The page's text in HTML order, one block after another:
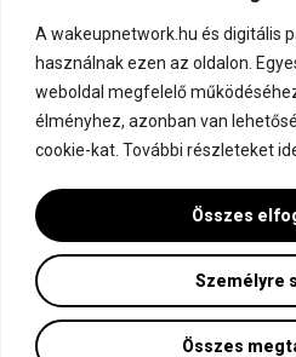
A wakeupnetwork.hu és digitális
használnak ezen az oldalon.
weboldal megfelelő
élményhez, azonban van
cookie-kat. További részleteket
Személyre
Összes
Összes
Kapcsolódj a WakeUp-hoz!
Dokumentáció
Adatvédelmi és
Minden jog fenntartva! © WakeUp